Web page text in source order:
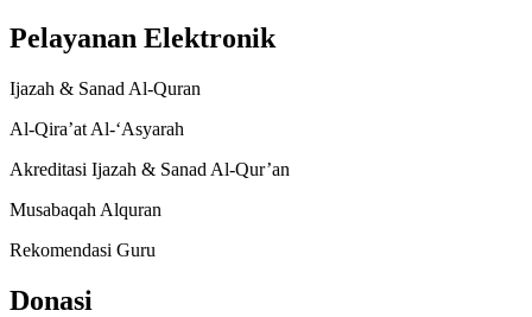
Pelayanan Elektronik
Ijazah & Sanad Al-Quran
Al-Qira’at Al-‘Asyarah
Akreditasi Ijazah & Sanad Al-Qur’an
Musabaqah Alquran
Rekomendasi Guru
Donasi